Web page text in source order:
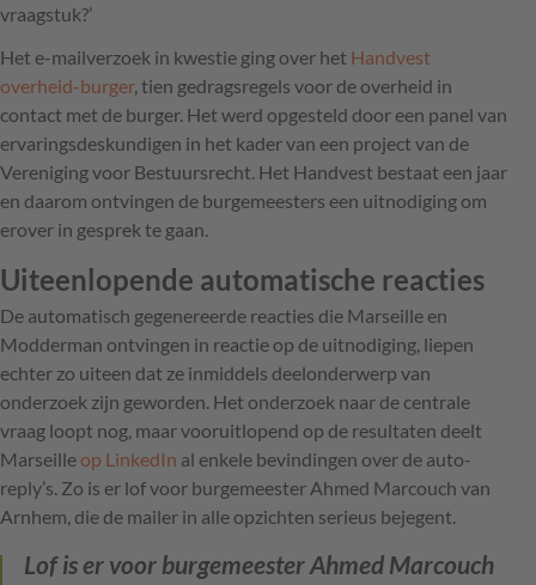
vraagstuk?’
Het e-mailverzoek in kwestie ging over het Handvest
overheid-burger, tien gedragsregels voor de overheid in
contact met de burger. Het werd opgesteld door een panel van
ervaringsdeskundigen in het kader van een project van de
Vereniging voor Bestuursrecht. Het Handvest bestaat een jaar
en daarom ontvingen de burgemeesters een uitnodiging om
erover in gesprek te gaan.
Uiteenlopende automatische reacties
De automatisch gegenereerde reacties die Marseille en
Modderman ontvingen in reactie op de uitnodiging, liepen
echter zo uiteen dat ze inmiddels deelonderwerp van
onderzoek zijn geworden. Het onderzoek naar de centrale
vraag loopt nog, maar vooruitlopend op de resultaten deelt
Marseilleop LinkedIn al enkele bevindingen over de auto-
reply’s. Zo is er lof voor burgemeester Ahmed Marcouch van
Arnhem, die de mailer in alle opzichten serieus bejegent.
Lof is er voor burgemeester Ahmed Marcouch